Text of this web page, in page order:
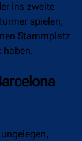
ins zweite
spielen,
Stammplatz
haben.